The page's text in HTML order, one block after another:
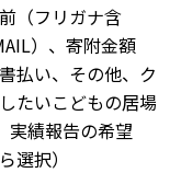
（フリガナ含
）、寄附金額
払い、その他、ク
たいこどもの居場
実績報告の希望
選択）